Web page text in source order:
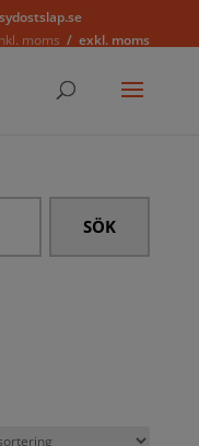
moms
exkl. moms